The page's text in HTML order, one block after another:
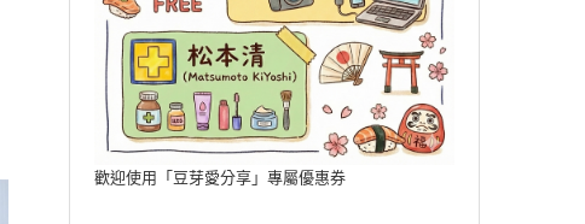
歡迎使用「豆芽愛分享」專屬優惠券